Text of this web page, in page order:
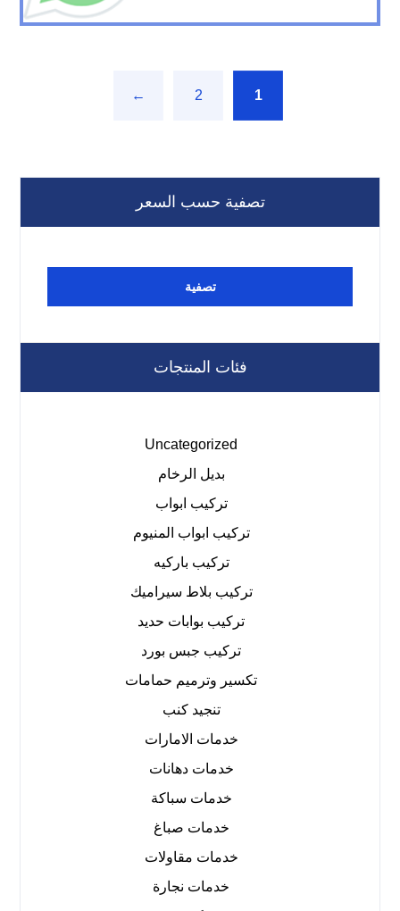
1
2
←
تصفية حسب السعر
تصفية
فئات المنتجات
Uncategorized
بديل الرخام
تركيب ابواب
تركيب ابواب المنيوم
تركيب باركيه
تركيب بلاط سيراميك
تركيب بوابات حديد
تركيب جبس بورد
تكسير وترميم حمامات
تنجيد كنب
خدمات الامارات
خدمات دهانات
خدمات سباكة
خدمات صباغ
خدمات مقاولات
خدمات نجارة